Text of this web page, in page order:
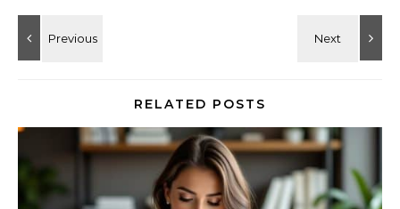
RELATED POSTS